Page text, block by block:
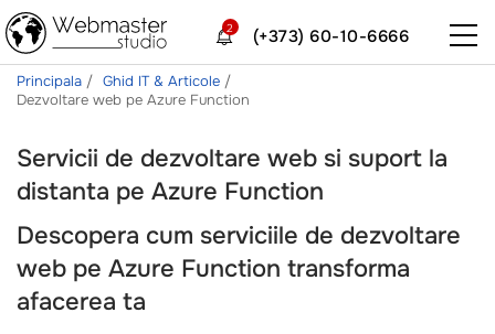
(+373) 60-10-6666
2
Principala
Ghid IT & Articole
Dezvoltare web pe Azure Function
Servicii de dezvoltare web si suport la
distanta pe Azure Function
Descopera cum serviciile de dezvoltare
web pe Azure Function transforma
afacerea ta